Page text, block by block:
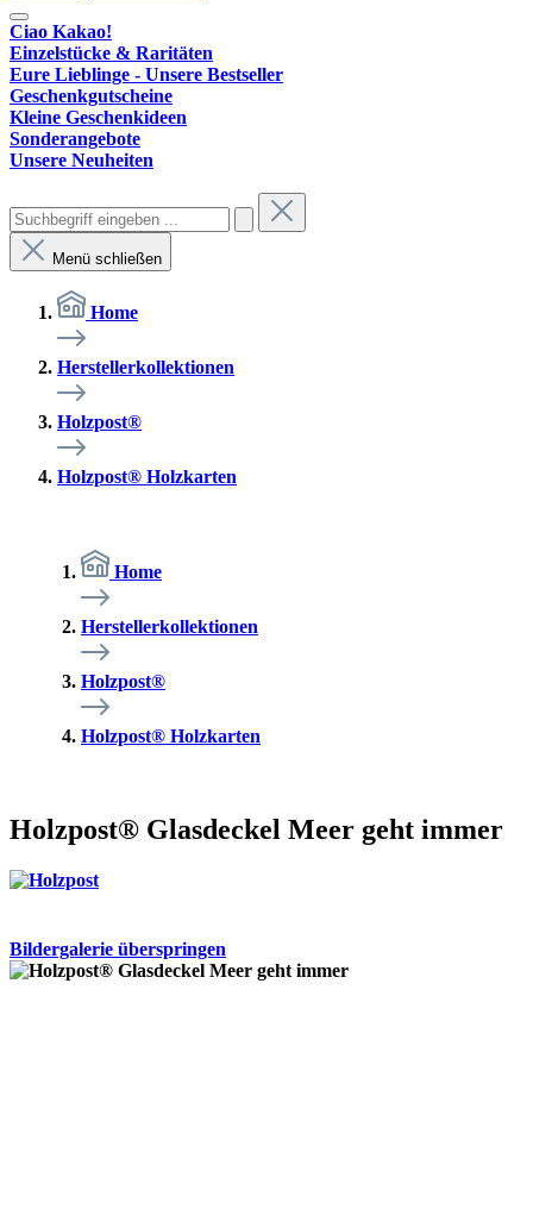
Ciao Kakao!
Einzelstücke & Raritäten
Eure Lieblinge - Unsere Bestseller
Geschenkgutscheine
Kleine Geschenkideen
Sonderangebote
Unsere Neuheiten
Menü schließen
Home
Herstellerkollektionen
Holzpost®
Holzpost® Holzkarten
Home
Herstellerkollektionen
Holzpost®
Holzpost® Holzkarten
Holzpost® Glasdeckel Meer geht immer
Bildergalerie überspringen